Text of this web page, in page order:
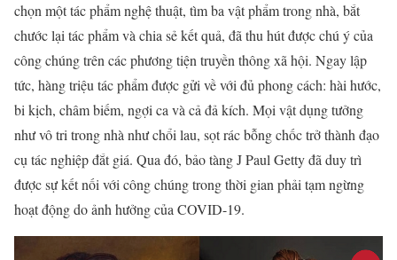
chọn một tác phẩm nghệ thuật, tìm ba vật phẩm trong nhà, bắt
chước lại tác phẩm và chia sẻ kết quả, đã thu hút được chú ý của
công chúng trên các phương tiện truyền thông xã hội. Ngay lập
tức, hàng triệu tác phẩm được gửi về với đủ phong cách: hài hước,
bi kịch, châm biếm, ngợi ca và cả đả kích. Mọi vật dụng tưởng
như vô tri trong nhà như chổi lau, sọt rác bỗng chốc trở thành đạo
cụ tác nghiệp đắt giá. Qua đó, bảo tàng J Paul Getty đã duy trì
được sự kết nối với công chúng trong thời gian phải tạm ngừng
hoạt động do ảnh hưởng của COVID-19.